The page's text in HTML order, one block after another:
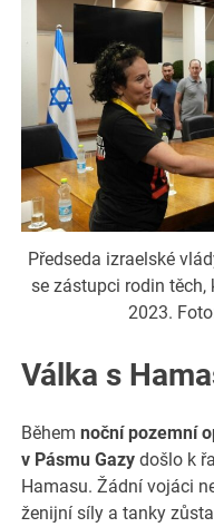
Předseda izraelské
se zástupci rodin těch,
2023.
Válka s
Běhemnoční pozemní
v Pásmu Gazy došlo k
Hamasu. Žádní vojáci
ženijní síly a tanky